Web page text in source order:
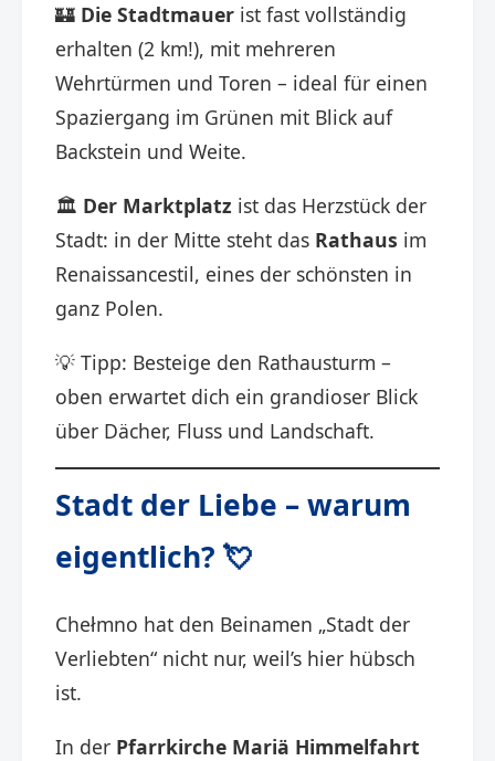
🏰 Die Stadtmauer ist fast vollständig
erhalten (2 km!), mit mehreren
Wehrtürmen und Toren – ideal für einen
Spaziergang im Grünen mit Blick auf
Backstein und Weite.
🏛️ Der Marktplatz ist das Herzstück der
Stadt: in der Mitte steht das Rathaus im
Renaissancestil, eines der schönsten in
ganz Polen.
💡 Tipp: Besteige den Rathausturm –
oben erwartet dich ein grandioser Blick
über Dächer, Fluss und Landschaft.
Stadt der Liebe – warum
eigentlich? 💘
Chełmno hat den Beinamen „Stadt der
Verliebten“ nicht nur, weil’s hier hübsch
ist.
In der Pfarrkirche Mariä Himmelfahrt